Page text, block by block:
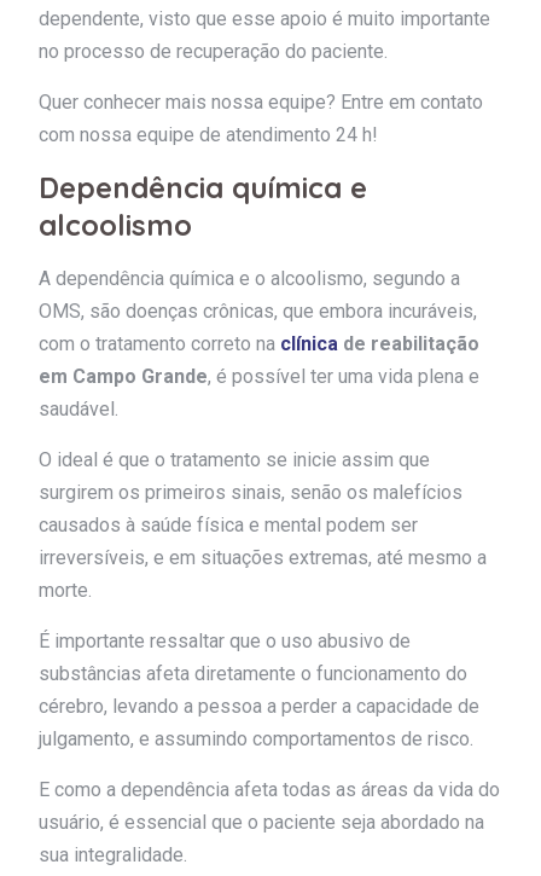
dependente, visto que esse apoio é muito importante
no processo de recuperação do paciente.
Quer conhecer mais nossa equipe? Entre em contato
com nossa equipe de atendimento 24 h!
Dependência química e
alcoolismo
A dependência química e o alcoolismo, segundo a
OMS, são doenças crônicas, que embora incuráveis,
com o tratamento correto na clínica de reabilitação
em Campo Grande, é possível ter uma vida plena e
saudável.
O ideal é que o tratamento se inicie assim que
surgirem os primeiros sinais, senão os malefícios
causados à saúde física e mental podem ser
irreversíveis, e em situações extremas, até mesmo a
morte.
É importante ressaltar que o uso abusivo de
substâncias afeta diretamente o funcionamento do
cérebro, levando a pessoa a perder a capacidade de
julgamento, e assumindo comportamentos de risco.
E como a dependência afeta todas as áreas da vida do
usuário, é essencial que o paciente seja abordado na
sua integralidade.